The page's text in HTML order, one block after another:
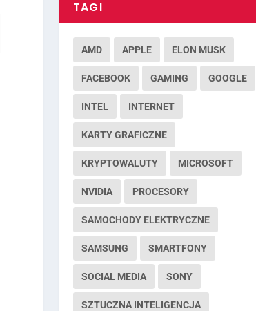
TAGI
AMD APPLE ELON MUSK
FACEBOOK GAMING GOOGLE
INTEL INTERNET
KARTY GRAFICZNE
KRYPTOWALUTY MICROSOFT
NVIDIA PROCESORY
SAMOCHODY ELEKTRYCZNE
SAMSUNG SMARTFONY
SOCIAL MEDIA SONY
SZTUCZNA INTELIGENCJA